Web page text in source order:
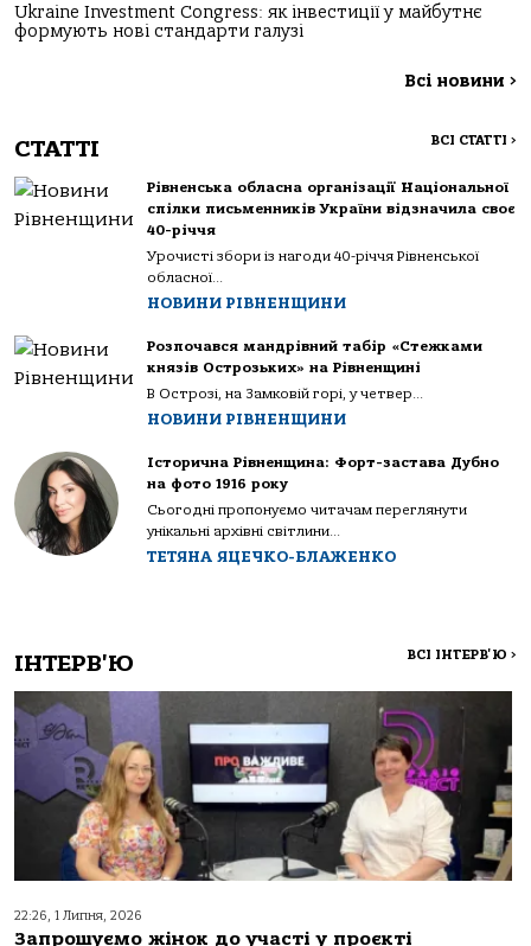
Ukraine Investment Congress: як інвестиції у майбутнє
формують нові стандарти галузі
Всі новини >
СТАТТІ ВСІ СТАТТІ >
Рівненська обласна організації Національної
спілки письменників України відзначила своє
40-річчя
Урочисті збори із нагоди 40-річчя Рівненської
обласної...
НОВИНИ РІВНЕНЩИНИ
Розпочався мандрівний табір «Стежками
князів Острозьких» на Рівненщині
В Острозі, на Замковій горі, у четвер...
НОВИНИ РІВНЕНЩИНИ
Історична Рівненщина: Форт-застава Дубно
на фото 1916 року
Сьогодні пропонуємо читачам переглянути
унікальні архівні світлини...
ТЕТЯНА ЯЦЕЧКО-БЛАЖЕНКО
ІНТЕРВ'Ю ВСІ ІНТЕРВ'Ю >
22:26, 1 Липня, 2026
Запрошуємо жінок до участі у проєкті